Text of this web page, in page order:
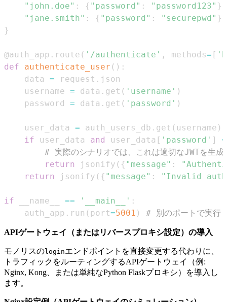
"john.doe" : { "password" : "password123" }
"jane.smith" : { "password" : "securepwd" }
}
@auth_app . route ( '/authenticate' , methods= [
def
authenticate_user ( ) :
    data
= request .
    username
= data . get ( 'username' )
    password
= data . get ( 'password' )
    user_data
= auth_users_db . get ( username )
if user_data and user_data [ 'password' ]
# 実際のシナリオでは、これは適切なJWTを生成
return
jsonify ( { "message" :
return
jsonify ( { "message" : "Invalid
if __name__ == '__main__' :
    auth_app
. run ( port=5001 ) # 別のポートで実行
APIゲートウェイ（またはリバースプロキシ設定）の導入
モノリスのloginエンドポイントを直接変更する代わりに、
トラフィックをルーティングするAPIゲートウェイ（例:
Nginx, Kong、または単純なPython Flaskプロキシ）を導入し
ます。